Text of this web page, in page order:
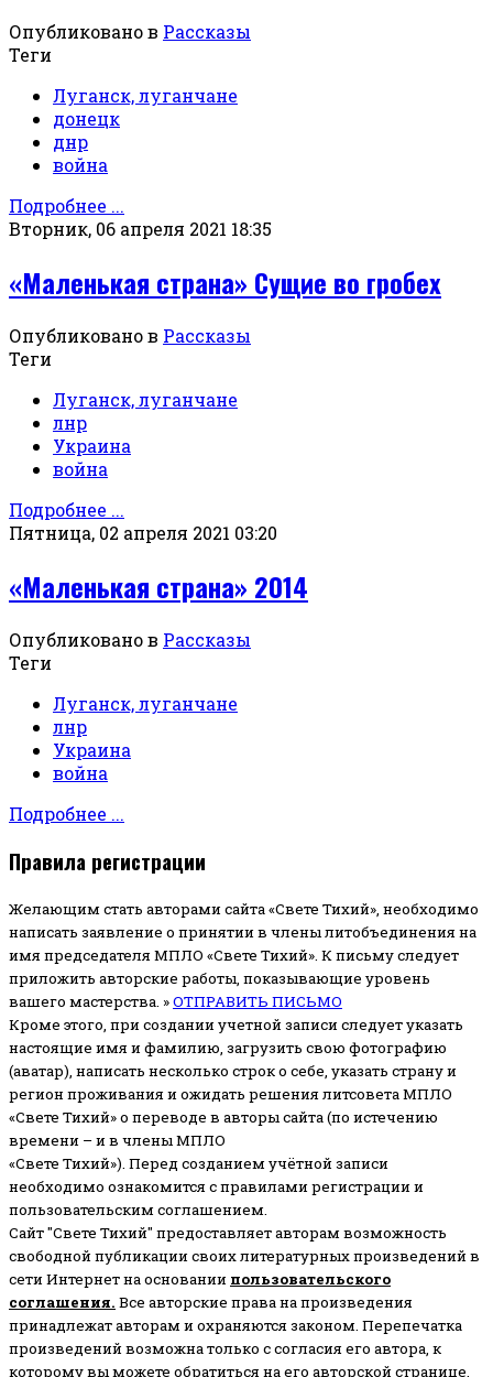
Опубликовано в Рассказы
Теги
Луганск, луганчане
донецк
днр
война
Подробнее ...
Вторник, 06 апреля 2021 18:35
«Маленькая страна» Сущие во гробех
Опубликовано в Рассказы
Теги
Луганск, луганчане
лнр
Украина
война
Подробнее ...
Пятница, 02 апреля 2021 03:20
«Маленькая страна» 2014
Опубликовано в Рассказы
Теги
Луганск, луганчане
лнр
Украина
война
Подробнее ...
Правила регистрации
Желающим стать авторами сайта «Свете Тихий», необходимо
написать заявление о принятии в члены литобъединения на
имя председателя МПЛО «Свете Тихий». К письму следует
приложить авторские работы, показывающие уровень
вашего мастерства. »ОТПРАВИТЬ ПИСЬМО
Кроме этого, при создании учетной записи следует указать
настоящие имя и фамилию, загрузить свою фотографию
(аватар), написать несколько строк о себе, указать страну и
регион проживания и ожидать решения литсовета МПЛО
«Свете Тихий» о переводе в авторы сайта (по истечению
времени – и в члены МПЛО
«Свете Тихий»). Перед созданием учётной записи
необходимо ознакомится с правилами регистрации и
пользовательским соглашением.
Сайт "Свете Тихий" предоставляет авторам возможность
свободной публикации своих литературных произведений в
сети Интернет на основании пользовательского
соглашения. Все авторские права на произведения
принадлежат авторам и охраняются законом. Перепечатка
произведений возможна только с согласия его автора, к
которому вы можете обратиться на его авторской странице.